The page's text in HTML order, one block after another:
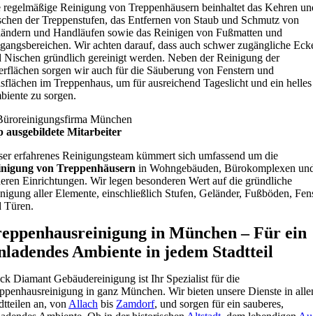
regelmäßige Reinigung von Treppenhäusern beinhaltet das Kehren
der Treppenstufen, das Entfernen von Staub und Schmutz von
und Handläufen sowie das Reinigen von Fußmatten und
Wir achten darauf, dass auch schwer zugängliche
Nischen gründlich gereinigt werden. Neben der Reinigung der
sorgen wir auch für die Säuberung von Fenstern und
im Treppenhaus, um für ausreichend Tageslicht und ein helles
zu sorgen.
ausgebildete Mitarbeiter
erfahrenes Reinigungsteam kümmert sich umfassend um die
von Treppenhäusern in Wohngebäuden, Bürokomplexen
Einrichtungen. Wir legen besonderen Wert auf die gründliche
aller Elemente, einschließlich Stufen, Geländer, Fußböden,
Türen.
in München – Für ein
Ambiente in jedem Stadtteil
Diamant Gebäudereinigung ist Ihr Spezialist für die
in ganz München. Wir bieten unsere Dienste in
an, von Allach bis Zamdorf, und sorgen für ein sauberes,